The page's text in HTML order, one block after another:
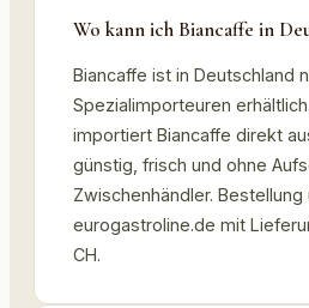
Wo kann ich Biancaffe in
Biancaffe ist in Deutschland
Spezialimporteuren
importiert Biancaffe direkt
günstig, frisch und ohne
Zwischenhändler. Bestellung
eurogastroline.de mit
CH.